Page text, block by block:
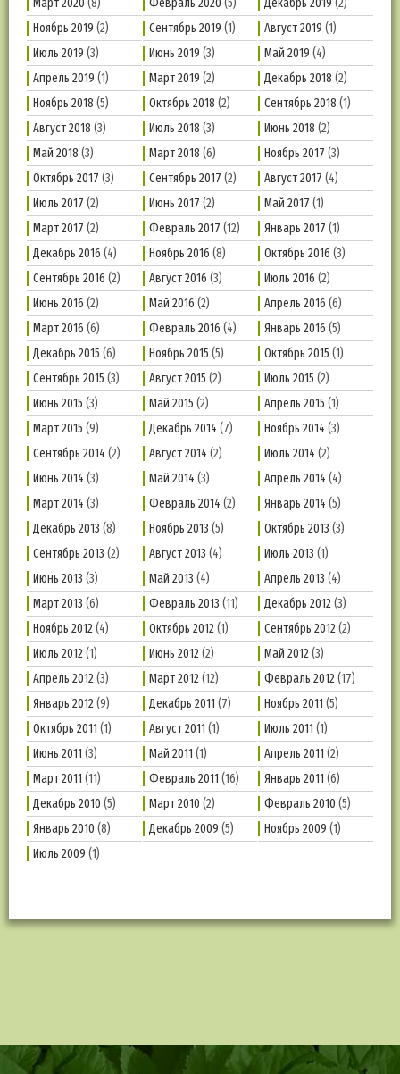
Март 2020 (8) Февраль 2020 (5) Декабрь 2019 (2)
Ноябрь 2019 (2) Сентябрь 2019 (1) Август 2019 (1)
Июль 2019 (3) Июнь 2019 (3) Май 2019 (4)
Апрель 2019 (1) Март 2019 (2) Декабрь 2018 (2)
Ноябрь 2018 (5) Октябрь 2018 (2) Сентябрь 2018 (1)
Август 2018 (3) Июль 2018 (3) Июнь 2018 (2)
Май 2018 (3) Март 2018 (6) Ноябрь 2017 (3)
Октябрь 2017 (3) Сентябрь 2017 (2) Август 2017 (4)
Июль 2017 (2) Июнь 2017 (2) Май 2017 (1)
Март 2017 (2) Февраль 2017 (12) Январь 2017 (1)
Декабрь 2016 (4) Ноябрь 2016 (8) Октябрь 2016 (3)
Сентябрь 2016 (2) Август 2016 (3) Июль 2016 (2)
Июнь 2016 (2) Май 2016 (2) Апрель 2016 (6)
Март 2016 (6) Февраль 2016 (4) Январь 2016 (5)
Декабрь 2015 (6) Ноябрь 2015 (5) Октябрь 2015 (1)
Сентябрь 2015 (3) Август 2015 (2) Июль 2015 (2)
Июнь 2015 (3) Май 2015 (2) Апрель 2015 (1)
Март 2015 (9) Декабрь 2014 (7) Ноябрь 2014 (3)
Сентябрь 2014 (2) Август 2014 (2) Июль 2014 (2)
Июнь 2014 (3) Май 2014 (3) Апрель 2014 (4)
Март 2014 (3) Февраль 2014 (2) Январь 2014 (5)
Декабрь 2013 (8) Ноябрь 2013 (5) Октябрь 2013 (3)
Сентябрь 2013 (2) Август 2013 (4) Июль 2013 (1)
Июнь 2013 (3) Май 2013 (4) Апрель 2013 (4)
Март 2013 (6) Февраль 2013 (11) Декабрь 2012(3)
Ноябрь 2012(4) Октябрь 2012(1) Сентябрь 2012(2)
Июль 2012(1) Июнь 2012(2) Май 2012(3)
Апрель 2012(3) Март 2012(12) Февраль 2012(17)
Январь 2012(9) Декабрь 2011 (7) Ноябрь 2011 (5)
Октябрь 2011 (1) Август 2011 (1) Июль 2011 (1)
Июнь 2011 (3) Май 2011 (1) Апрель 2011 (2)
Март 2011 (11) Февраль 2011 (16) Январь 2011 (6)
Декабрь 2010 (5) Март 2010 (2) Февраль 2010 (5)
Январь 2010 (8) Декабрь 2009 (5) Ноябрь 2009 (1)
Июль 2009 (1)